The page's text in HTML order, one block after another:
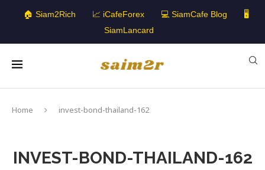
🏠 Siam2Rich 📈 iCafeForex 💻 SiamCafe Blog
🖥️
SiamLancard
Home invest-bond-thailand-162
INVEST-BOND-THAILAND-162